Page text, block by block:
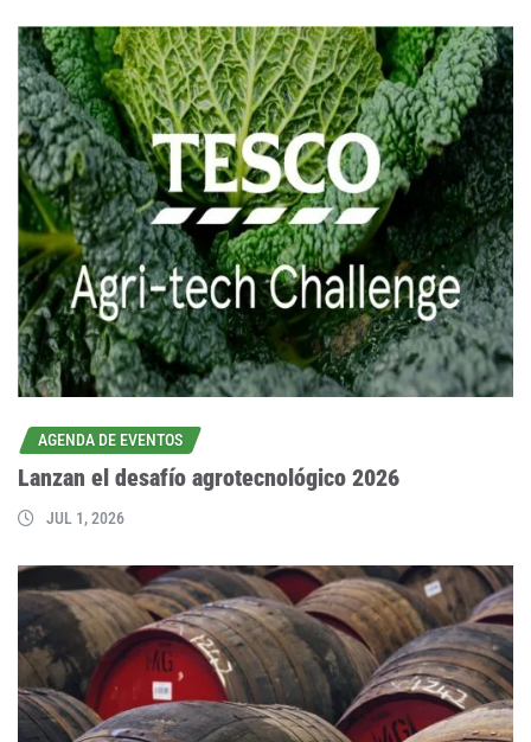
AGENDA DE EVENTOS
Lanzan el desafío agrotecnológico 2026
JUL 1, 2026